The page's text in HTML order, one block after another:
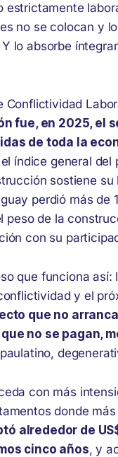
estrictamente
no se colocan y
lo absorbe
Conflictividad
fue, en 2025, el
de toda la
índice general
sostiene
perdió más de
peso de la
con su
que funciona
y el
que no
no se pagan,
con más
donde
alrededor de
cinco años, y